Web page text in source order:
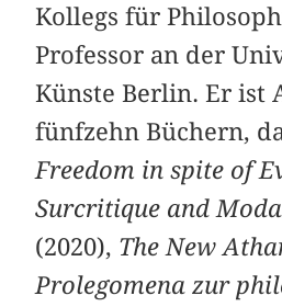
Kollegs für
Professor an der
Künste Berlin. Er ist
fünfzehn Büchern,
Freedom in spite of
Surcritique and
(2020), The New
Prolegomena zur